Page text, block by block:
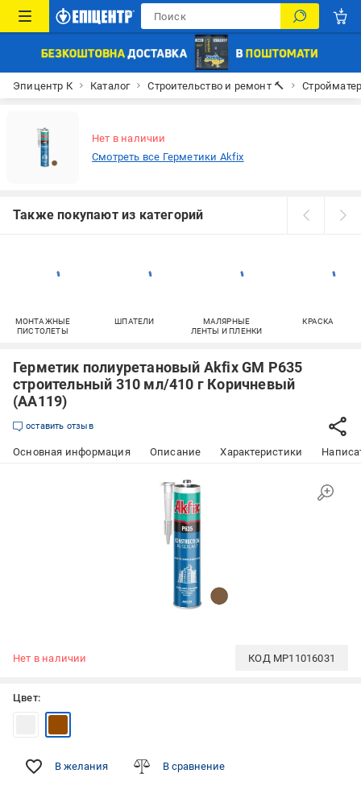
Эпицентр К Каталог Строительство и ремонт 🔨
Нет в наличии
Смотреть все Герметики Akfix
Также покупают из категорий
МОНТАЖНЫЕ
ПИСТОЛЕТЫ
ШПАТЕЛИ
МАЛЯРНЫЕ
ЛЕНТЫ И ПЛЕНКИ
КРАСКА
Герметик полиуретановый Akfix GM P635
строительный 310 мл/410 г Коричневый
(AA119)
оставить отзыв
Основная информация Описание Характеристики
Нет в наличии КОД MP11016031
Цвет:
В желания В сравнение